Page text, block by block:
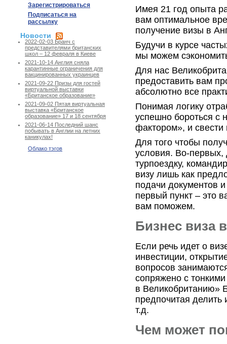
Зарегистрироваться
Подписаться на
рассылку
Новости
2022-02-03 Бранч с
представителями британских
школ – 12 февраля в Киеве
2021-10-14 Англия сняла
карантинные ограничения для
вакцинированных украинцев
2021-09-22 Призы для гостей
виртуальной выставки
«Британское образование»
2021-09-02 Пятая виртуальная
выставка «Британское
образование» 17 и 18 сентября
2021-06-14 Последний шанс
побывать в Англии на летних
каникулах!
Облако тэгов
Имея 21 год опыта
вам оптимальное
получение визы в
Будучи в курсе
мы можем
Для нас
предоставить вам
абсолютно все
Понимая логику
успешно бороться с
фактором», и
Для того чтобы
условия. Во-первых,
турпоездку,
визу лишь как
подачи документов
первый пункт – это
вам поможем.
Бизнес виза
Если речь идет о
инвестиции,
вопросов
сопряжено с
в Великобританию»
предпочитая
т.д.
Чем может